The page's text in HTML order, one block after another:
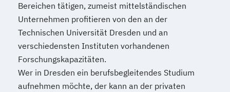
Bereichen tätigen, zumeist mittelständischen
Unternehmen profitieren von den an der
Technischen Universität Dresden und an
verschiedensten Instituten vorhandenen
Forschungskapazitäten.
Wer in Dresden ein berufsbegleitendes Studium
aufnehmen möchte, der kann an der privaten